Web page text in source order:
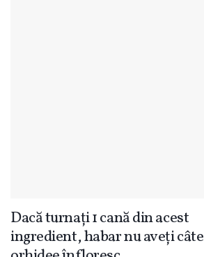
Dacă turnați 1 cană din acest
ingredient, habar nu aveți câte